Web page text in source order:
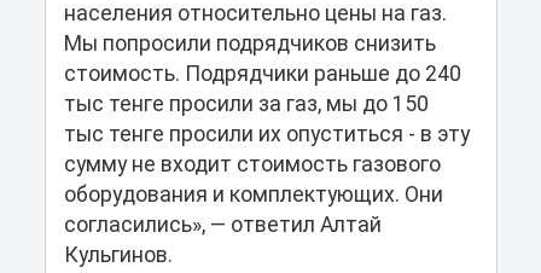
населения относительно цены на газ.
Мы попросили подрядчиков снизить
стоимость. Подрядчики раньше до 240
тыс тенге просили за газ, мы до 150
тыс тенге просили их опуститься - в эту
сумму не входит стоимость газового
оборудования и комплектующих. Они
согласились», — ответил Алтай
Кульгинов.